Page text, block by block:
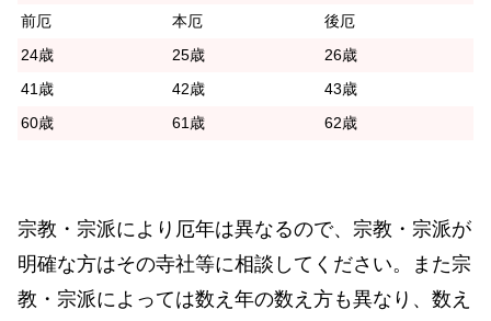
前厄
本厄
後厄
24歳
25歳
26歳
41歳
42歳
43歳
60歳
61歳 62歳
宗教・宗派により厄年は異なるので、宗教・宗派が
明確な方はその寺社等に相談してください。また宗
教・宗派によっては数え年の数え方も異なり、数え